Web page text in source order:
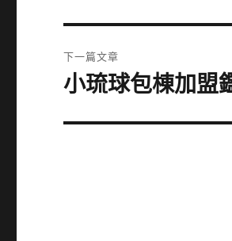
篇
文
章:
下一篇文章
下
篇
小琉球包棟加盟